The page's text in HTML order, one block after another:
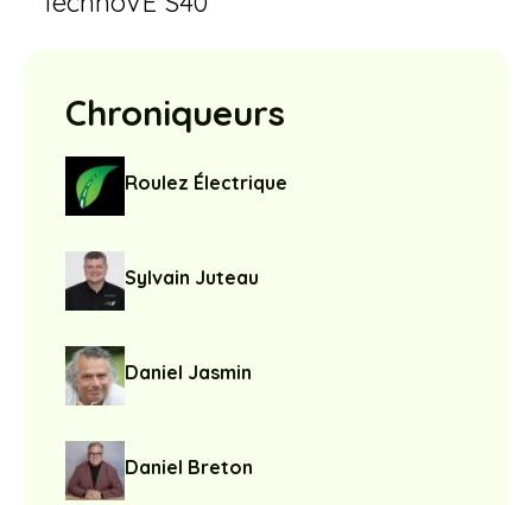
Chroniqueurs
Roulez Électrique
Sylvain Juteau
Daniel Jasmin
Daniel Breton